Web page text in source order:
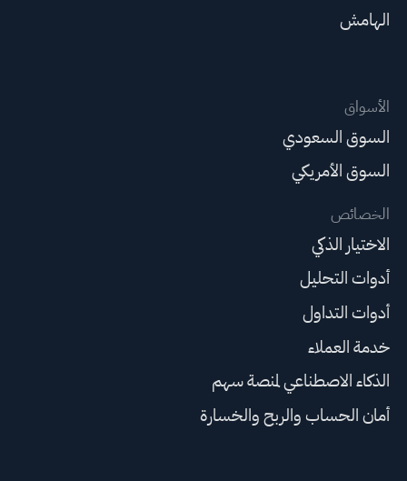
الهامش
الأسواق
السوق السعودي
السوق الأمريكي
الخصائص
الاختيار الذكي
أدوات التحليل
أدوات التداول
خدمة العملاء
الذكاء الاصطناعي لمنصة سهم
أمان الحساب والربح والخسارة